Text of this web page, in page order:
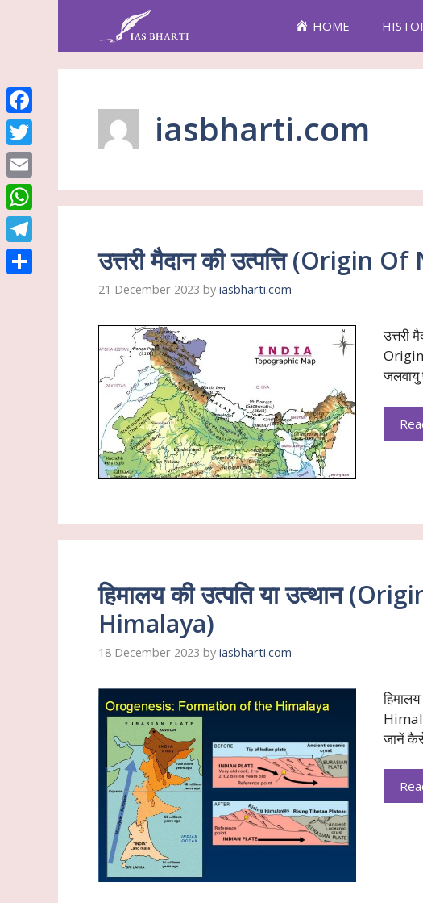
HOME
iasbharti.com
उत्तरी मैदान की उत्पत्ति (Origin
21 December 2023 by iasbharti.com
उत्तरी
Origin
जलवायु
हिमालय की उत्पति या उत्थान
Himalaya)
18 December 2023 by iasbharti.com
जानें
Facebook
Twitter
Email
WhatsApp
Telegram